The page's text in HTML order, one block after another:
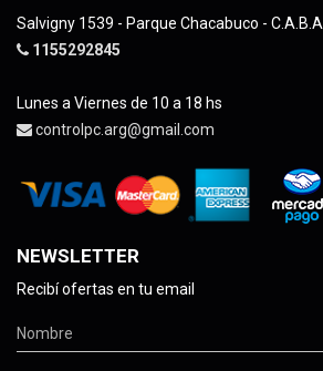
Salvigny 1539 - Parque Chacabuco - C.A.B.A.
1155292845
Lunes a Viernes de 10 a 18 hs
controlpc.arg@gmail.com
NEWSLETTER
Recibí ofertas en tu email